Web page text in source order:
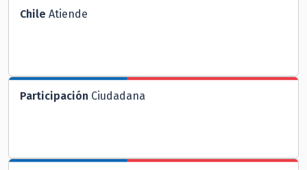
Chile Atiende
Participación Ciudadana